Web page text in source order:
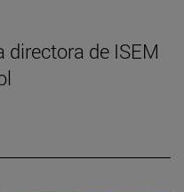
directora de ISEM